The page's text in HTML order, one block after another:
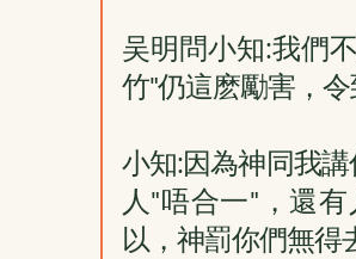
吴明問小知:我們
竹"仍這麽勵害，
小知:因為神同我
人"唔合一"，還
以，神罰你們無得